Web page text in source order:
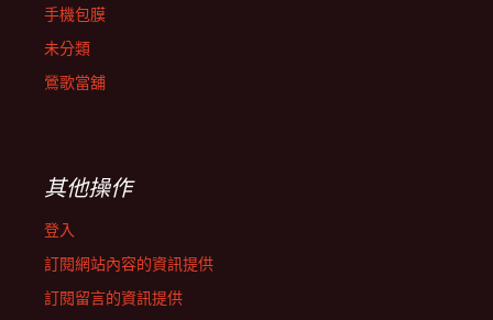
手機包膜
未分類
鶯歌當舖
其他操作
登入
訂閱網站內容的資訊提供
訂閱留言的資訊提供